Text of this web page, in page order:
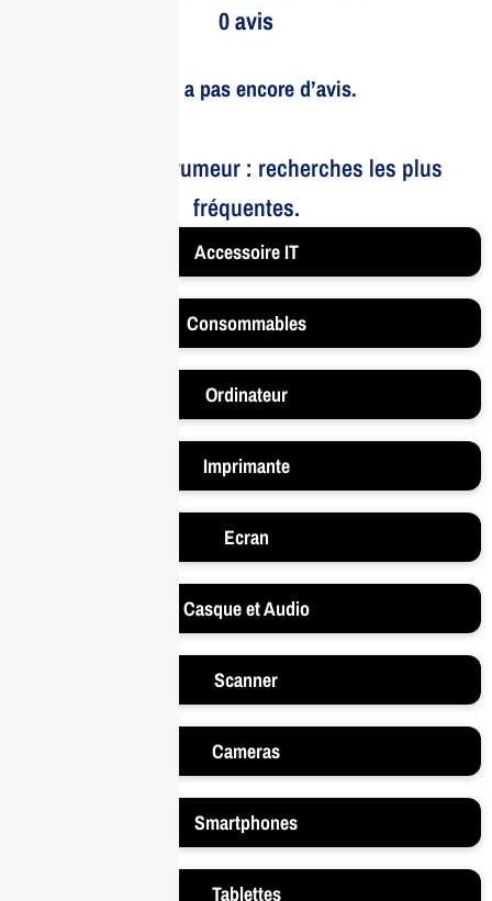
0 avis
Il n’y a pas encore d’avis.
Le bruit et la rumeur : recherches les plus
fréquentes.
Accessoire IT
Consommables
Ordinateur
Imprimante
Ecran
Casque et Audio
Scanner
Cameras
Smartphones
Tablettes